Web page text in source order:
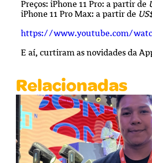
Preços: iPhone 11 Pro: a partir de
iPhone 11 Pro Max: a partir de
https://www.youtube.com/
E aí, curtiram as novidades da
Relacionadas